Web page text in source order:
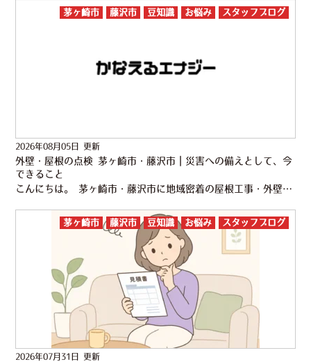
2026年08月05日 更新
外壁・屋根の点検 茅ヶ崎市・藤沢市｜災害への備えとして、今
できること
こんにちは。 茅ヶ崎市・藤沢市に地域密着の屋根工事・外壁塗装専門店 株式会社かなえるです。 先日、熊本県で最大震度7を観測する大きな地震が発生しました。 被災された皆さまに心よりお見舞い申し上げま…
茅ヶ崎市 藤沢市 豆知識 お悩み スタッフブログ
2026年07月31日 更新
茅ヶ崎市 藤沢市 豆知識 お悩み スタッフブログ